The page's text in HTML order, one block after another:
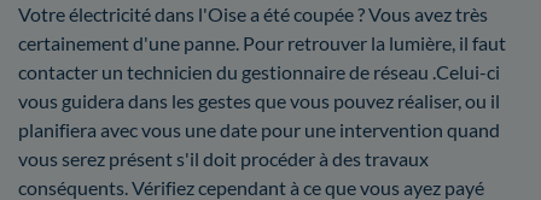
Votre électricité dans l'Oise a été coupée ? Vous avez très
certainement d'une panne. Pour retrouver la lumière, il faut
contacter un technicien du gestionnaire de réseau .Celui-ci
vous guidera dans les gestes que vous pouvez réaliser, ou il
planifiera avec vous une date pour une intervention quand
vous serez présent s'il doit procéder à des travaux
conséquents. Vérifiez cependant à ce que vous ayez payé